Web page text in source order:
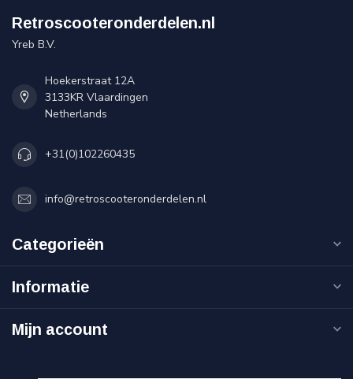
Retroscooteronderdelen.nl
Yreb B.V.
Hoekerstraat 12A
3133KR Vlaardingen
Netherlands
+31(0)102260435
info@retroscooteronderdelen.nl
Categorieën
Informatie
Mijn account